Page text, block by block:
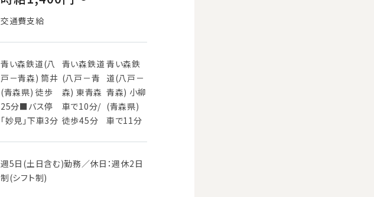
交通費支給
青い森鉄道(八
戸－青森) 筒井
(青森県) 徒歩
25分■バス停
「妙見」下車3分
青い森鉄道
(八戸－青
森) 東青森
車で10分/
徒歩45分
青い森鉄
道(八戸－
青森) 小柳
(青森県)
車で11分
週5日(土日含む)勤務／休日：週休2日
制(シフト制)